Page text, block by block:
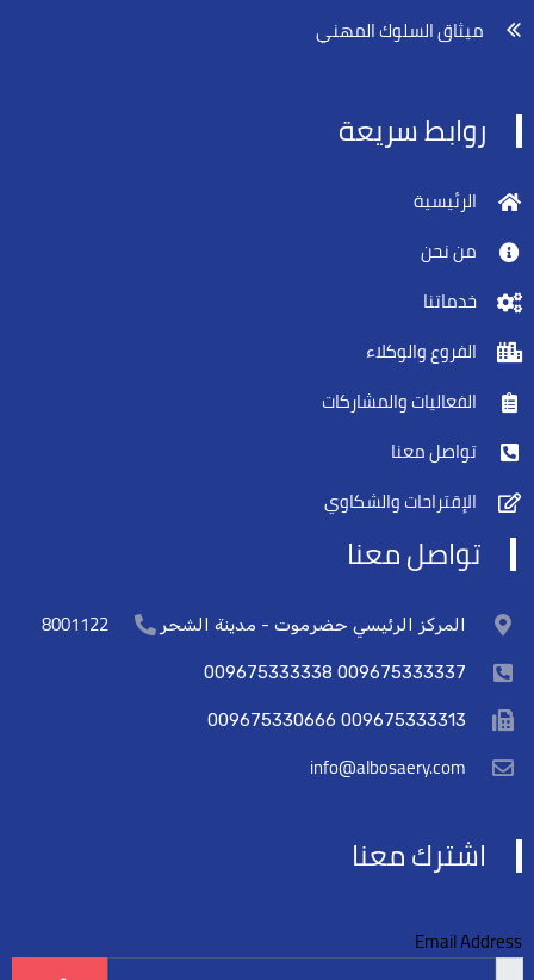
ميثاق السلوك المهني
روابط سريعة
الرئيسية
من نحن
خدماتنا
الفروع والوكلاء
الفعاليات والمشاركات
تواصل معنا
الإقتراحات والشكاوي
تواصل معنا
المركز الرئيسي حضرموت - مدينة الشحر 8001122
009675333337 009675333338
009675333313 009675330666
info@albosaery.com
اشترك معنا
Email Address